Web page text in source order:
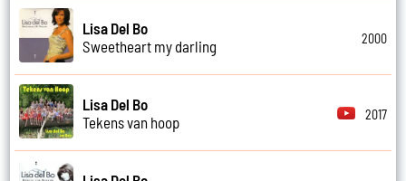
Lisa Del Bo
Sweetheart my darling
2000
Lisa Del Bo
Tekens van hoop
2017